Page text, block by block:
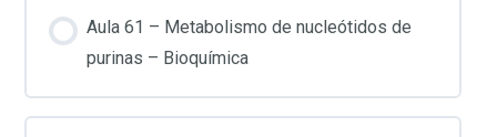
Aula 61 – Metabolismo de nucleótidos de
purinas – Bioquímica